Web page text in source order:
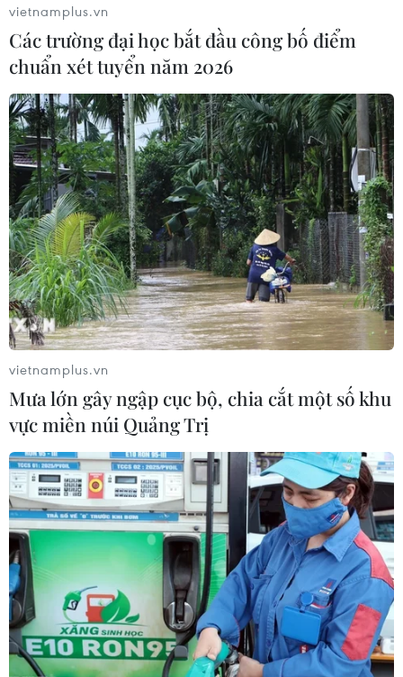
vietnamplus.vn
Các trường đại học bắt đầu công bố điểm
chuẩn xét tuyển năm 2026
vietnamplus.vn
Mưa lớn gây ngập cục bộ, chia cắt một số khu
vực miền núi Quảng Trị